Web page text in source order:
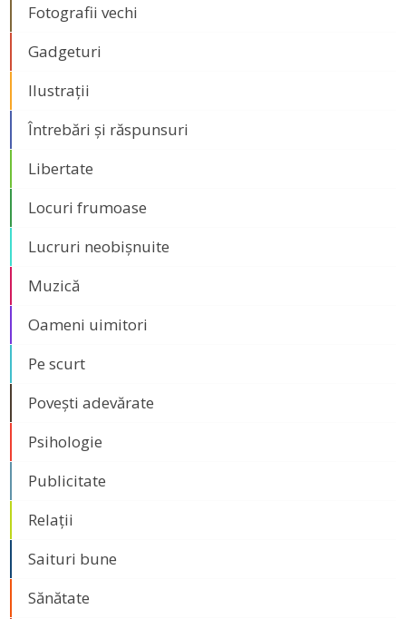
Fotografii vechi
Gadgeturi
Ilustrații
Întrebări și răspunsuri
Libertate
Locuri frumoase
Lucruri neobișnuite
Muzică
Oameni uimitori
Pe scurt
Povești adevărate
Psihologie
Publicitate
Relații
Saituri bune
Sănătate